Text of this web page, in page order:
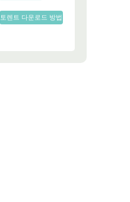
토렌트 다운로드 방법